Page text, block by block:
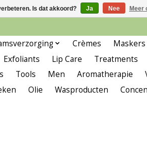
Crèmes Maskers
Exfoliants Lip Care Treatments
Tools Men Aromatherapie
Olie Wasproducten
Is dat akkoord? Ja Nee Meer